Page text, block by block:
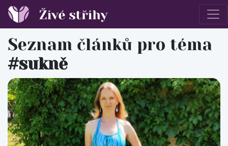
Seznam článků pro téma
#sukně